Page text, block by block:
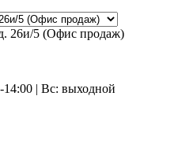
26и/5 (Офис продаж)
| Вс: выходной